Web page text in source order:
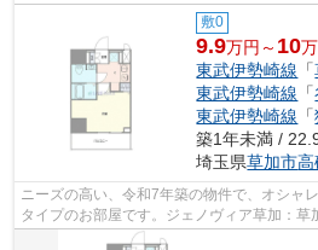
敷0
9.9万円～ 10
東武伊勢崎線 「
東武伊勢崎線 「
東武伊勢崎線 「
築1年未満 /
埼玉県草加市高
ニーズの高い、令和7年築の物件で、オシャ
タイプのお部屋です。ジェノヴィア草加：
ので、日光は当たりにくくなっています...